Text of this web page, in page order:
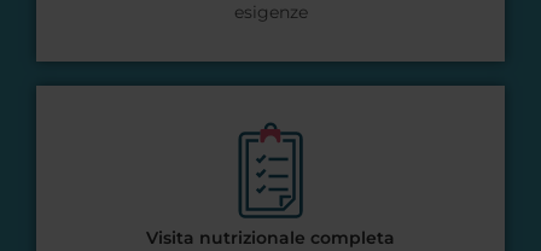
esigenze
Visita nutrizionale completa